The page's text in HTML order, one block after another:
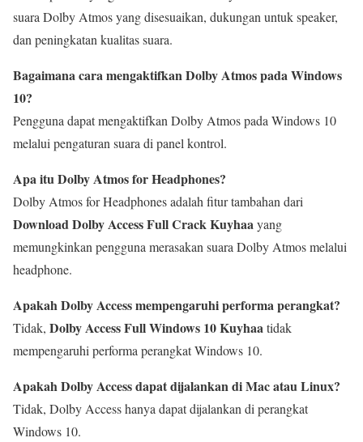
suara Dolby Atmos yang disesuaikan, dukungan untuk speaker,
dan peningkatan kualitas suara.
Bagaimana cara mengaktifkan Dolby Atmos pada Windows
10?
Pengguna dapat mengaktifkan Dolby Atmos pada Windows 10
melalui pengaturan suara di panel kontrol.
Apa itu Dolby Atmos for Headphones?
Dolby Atmos for Headphones adalah fitur tambahan dari
Download Dolby Access Full Crack Kuyhaayang
memungkinkan pengguna merasakan suara Dolby Atmos melalui
headphone.
Apakah Dolby Access mempengaruhi performa perangkat?
Tidak, Dolby Access Full Windows 10 Kuyhaatidak
mempengaruhi performa perangkat Windows 10.
Apakah Dolby Access dapat dijalankan di Mac atau Linux?
Tidak, Dolby Access hanya dapat dijalankan di perangkat
Windows 10.